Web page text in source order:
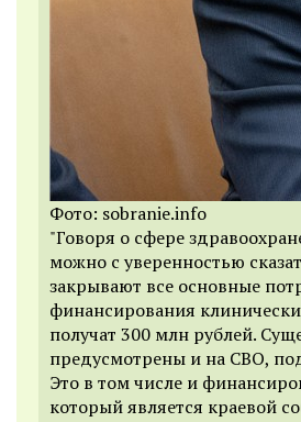
Фото: sobranie.info
"Говоря о сфере
можно с уверенностью
закрывают все основные
финансирования
получат 300 млн рублей.
предусмотрены и на СВО,
Это в том числе и
который является краевой